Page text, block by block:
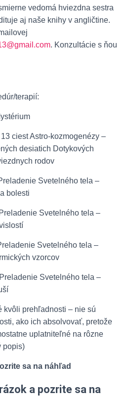
vedomá hviezdna sestra
aj naše knihy v angličtine.
. Konzultácie s ňou
terapií:
ciest Astro-kozmogenézy –
desiatich Dotykových
rodov
Svetelného tela –
bolesti
Svetelného tela –
Svetelného tela –
vzorcov
Svetelného tela –
kvôli prehľadnosti – nie sú
ako ich absolvovať, pretože
uplatniteľné na rôzne
popis)
sa na náhľad
a pozrite sa na